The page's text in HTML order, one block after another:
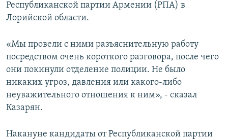
Республиканской партии Армении (РПА) в
Лорийской области.
«Мы провели с ними разъяснительную работу
посредством очень короткого разговора, после чего
они покинули отделение полиции. Не было
никаких угроз, давления или какого-либо
неуважительного отношения к ним», - сказал
Казарян.
Накануне кандидаты от Республиканской партии